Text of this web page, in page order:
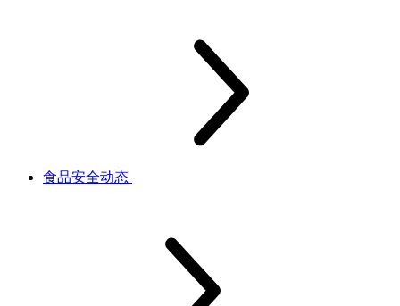
食品安全动态